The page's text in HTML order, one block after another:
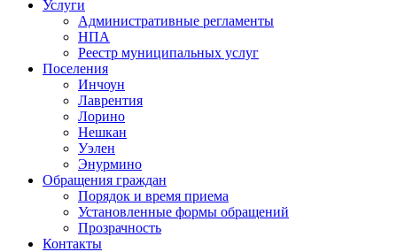
Услуги
Административные регламенты
НПА
Реестр муниципальных услуг
Поселения
Инчоун
Лаврентия
Лорино
Нешкан
Уэлен
Энурмино
Обращения граждан
Порядок и время приема
Установленные формы обращений
Прозрачность
Контакты